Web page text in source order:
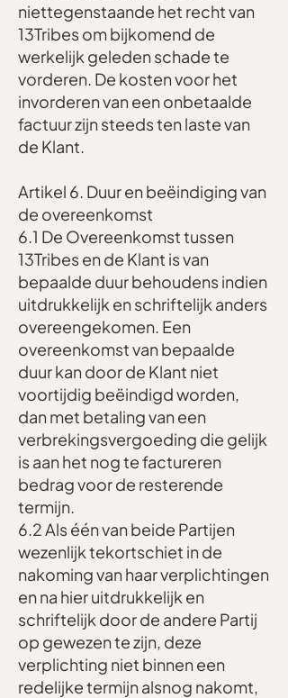
niettegenstaande het recht van
13Tribes om bijkomend de
werkelijk geleden schade te
vorderen. De kosten voor het
invorderen van een onbetaalde
factuur zijn steeds ten laste van
de Klant.
Artikel 6. Duur en beëindiging van
de overeenkomst
6.1 De Overeenkomst tussen
13Tribes en de Klant is van
bepaalde duur behoudens indien
uitdrukkelijk en schriftelijk anders
overeengekomen. Een
overeenkomst van bepaalde
duur kan door de Klant niet
voortijdig beëindigd worden,
dan met betaling van een
verbrekingsvergoeding die gelijk
is aan het nog te factureren
bedrag voor de resterende
termijn.
6.2 Als één van beide Partijen
wezenlijk tekortschiet in de
nakoming van haar verplichtingen
en na hier uitdrukkelijk en
schriftelijk door de andere Partij
op gewezen te zijn, deze
verplichting niet binnen een
redelijke termijn alsnog nakomt,